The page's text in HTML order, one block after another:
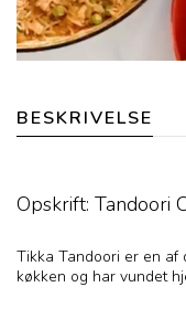
BESKRIVELSE
Opskrift: Tandoori
Tikka Tandoori er en af
køkken og har vundet